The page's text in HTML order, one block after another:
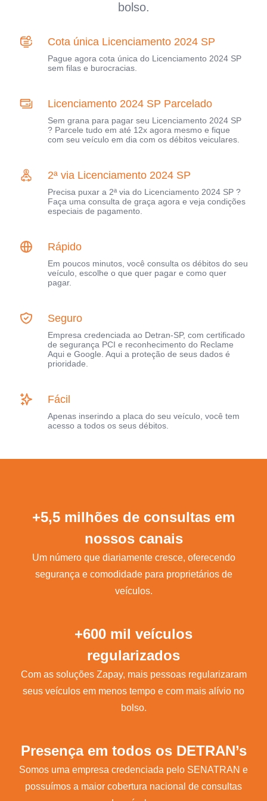
bolso.
Cota única Licenciamento 2024 SP
Pague agora cota única do Licenciamento 2024 SP
sem filas e burocracias.
Licenciamento 2024 SP Parcelado
Sem grana para pagar seu Licenciamento 2024 SP
? Parcele tudo em até 12x agora mesmo e fique
com seu veículo em dia com os débitos veiculares.
2ª via Licenciamento 2024 SP
Precisa puxar a 2ª via do Licenciamento 2024 SP ?
Faça uma consulta de graça agora e veja condições
especiais de pagamento.
Rápido
Em poucos minutos, você consulta os débitos do seu
veículo, escolhe o que quer pagar e como quer
pagar.
Seguro
Empresa credenciada ao Detran-SP, com certificado
de segurança PCI e reconhecimento do Reclame
Aqui e Google. Aqui a proteção de seus dados é
prioridade.
Fácil
Apenas inserindo a placa do seu veículo, você tem
acesso a todos os seus débitos.
+5,5 milhões de consultas em
nossos canais
Um número que diariamente cresce, oferecendo
segurança e comodidade para proprietários de
veículos.
+600 mil veículos
regularizados
Com as soluções Zapay, mais pessoas regularizaram
seus veículos em menos tempo e com mais alívio no
bolso.
Presença em todos os DETRAN’s
Somos uma empresa credenciada pelo SENATRAN e
possuímos a maior cobertura nacional de consultas